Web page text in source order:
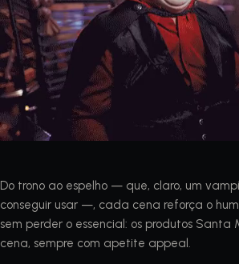
Do trono ao espelho — que, claro, um
conseguir usar —, cada cena reforça o
sem perder o essencial: os produtos Santa
cena, sempre com apetite appeal.